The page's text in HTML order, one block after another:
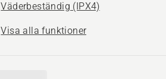
Väderbeständig (IPX4)
Visa alla funktioner